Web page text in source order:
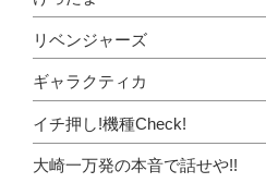
リベンジャーズ
ギャラクティカ
イチ押し!機種Check!
大崎一万発の本音で話せや!!